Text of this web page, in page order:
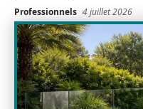
Professionnels 4 juillet 2026